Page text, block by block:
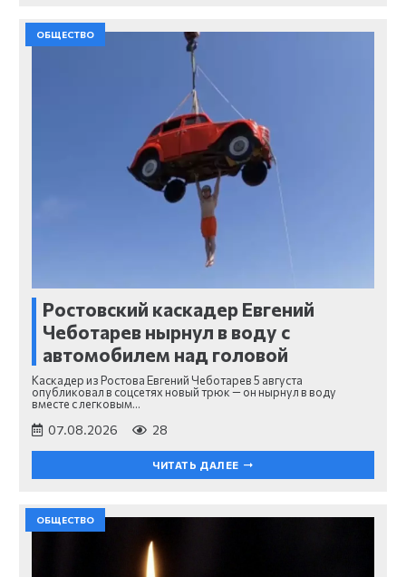
ОБЩЕСТВО
Ростовский каскадер Евгений
Чеботарев нырнул в воду с
автомобилем над головой
Каскадер из Ростова Евгений Чеботарев 5 августа
опубликовал в соцсетях новый трюк — он нырнул в воду
вместе с легковым…
07.08.2026 28
ЧИТАТЬ ДАЛЕЕ
ОБЩЕСТВО